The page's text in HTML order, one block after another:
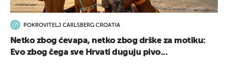
POKROVITELJ CARLSBERG CROATIA
Netko zbog ćevapa, netko zbog drške za motiku:
Evo zbog čega sve Hrvati duguju pivo...